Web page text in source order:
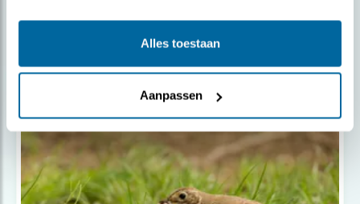
Alles toestaan
Aanpassen
Vogels en de energietransitie